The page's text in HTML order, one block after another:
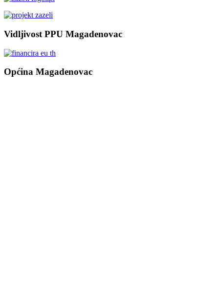
Vidljivost PPU Magadenovac
Općina Magadenovac